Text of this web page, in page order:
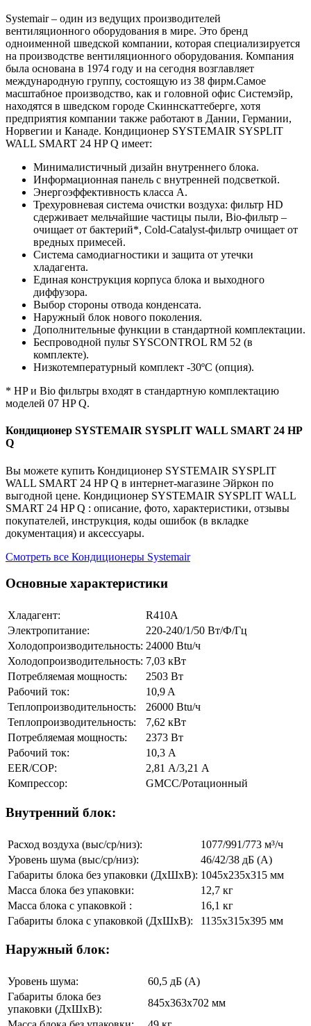
Systemair – один из ведущих производителей
вентиляционного оборудования в мире. Это бренд
одноименной шведской компании, которая специализируется
на производстве вентиляционного оборудования. Компания
была основана в 1974 году и на сегодня возглавляет
международную группу, состоящую из 38 фирм.Самое
масштабное производство, как и головной офис Системэйр,
находятся в шведском городе Скиннскаттеберге, хотя
предприятия компании также работают в Дании, Германии,
Норвегии и Канаде. Кондиционер SYSTEMAIR SYSPLIT
WALL SMART 24 HP Q имеет:
Минималистичный дизайн внутреннего блока.
Информационная панель с внутренней подсветкой.
Энергоэффективность класса А.
Трехуровневая система очистки воздуха: фильтр HD
сдерживает мельчайшие частицы пыли, Bio-фильтр –
очищает от бактерий*, Cold-Catalyst-фильтр очищает от
вредных примесей.
Cистема самодиагностики и защита от утечки
хладагента.
Единая конструкция корпуса блока и выходного
диффузора.
Выбор стороны отвода конденсата.
Наружный блок нового поколения.
Дополнительные функции в стандартной комплектации.
Беспроводной пульт SYSCONTROL RM 52 (в
комплекте).
Низкотемпературный комплект -30ºС (опция).
* HP и Bio фильтры входят в стандартную комплектацию
моделей 07 HP Q.
Кондиционер SYSTEMAIR SYSPLIT WALL SMART 24 HP
Q
Вы можете купить Кондиционер SYSTEMAIR SYSPLIT
WALL SMART 24 HP Q в интернет-магазине Эйркон по
выгодной цене. Кондиционер SYSTEMAIR SYSPLIT WALL
SMART 24 HP Q : описание, фото, характеристики, отзывы
покупателей, инструкция, коды ошибок (в вкладке
документация) и аксессуары.
Смотреть все Кондиционеры Systemair
Основные характеристики
Хладагент:
R410A
Электропитание:
220-240/1/50 Вт/Ф/Гц
Холодопроизводительность: 24000 Btu/ч
Холодопроизводительность: 7,03 кВт
Потребляемая мощность:
2503 Вт
Рабочий ток:
10,9 A
Теплопроизводительность:
26000 Btu/ч
Теплопроизводительность:
7,62 кВт
Потребляемая мощность:
2373 Вт
Рабочий ток:
10,3 А
EER/COP:
2,81 А/3,21 А
Компрессор:
GMCC/Ротационный
Внутренний блок:
Расход воздуха (выс/ср/низ):
1077/991/773 м³/ч
Уровень шума (выс/ср/низ):
46/42/38 дБ (А)
Габариты блока без упаковки (ДхШхВ): 1045x235x315 мм
Масса блока без упаковки:
12,7 кг
Масса блока с упаковкой :
16,1 кг
Габариты блока с упаковкой (ДхШхВ):
1135х315х395 мм
Наружный блок:
Уровень шума:
60,5 дБ (А)
Габариты блока без
упаковки (ДхШхВ):
845х363х702 мм